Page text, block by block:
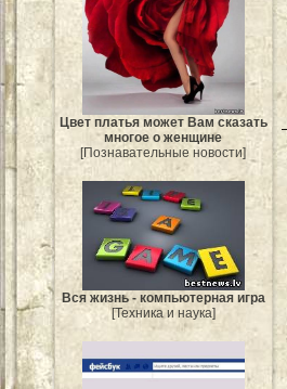
Цвет платья может Вам сказать
многое о женщине
[Познавательные новости]
Вся жизнь - компьютерная игра
[Техника и наука]